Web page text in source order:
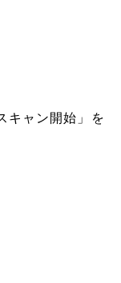
キャン開始」を